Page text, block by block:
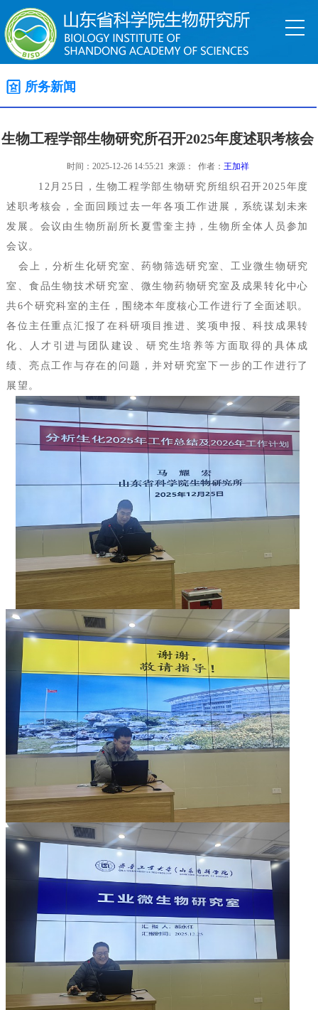
所务新闻
生物工程学部生物研究所召开2025年度述职考核会
时间：2025-12-26 14:55:21 来源： 作者： 王加祥
12月25日，生物工程学部生物研究所组织召开2025年度
述职考核会，全面回顾过去一年各项工作进展，系统谋划未来
发展。会议由生物所副所长夏雪奎主持，生物所全体人员参加
会议。
会上，分析生化研究室、药物筛选研究室、工业微生物研究
室、食品生物技术研究室、微生物药物研究室及成果转化中心
共6个研究科室的主任，围绕本年度核心工作进行了全面述职。
各位主任重点汇报了在科研项目推进、奖项申报、科技成果转
化、人才引进与团队建设、研究生培养等方面取得的具体成
绩、亮点工作与存在的问题，并对研究室下一步的工作进行了
展望。